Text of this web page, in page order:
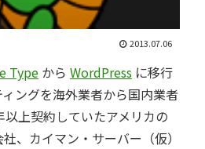
2013.07.06
Type から WordPress に移行
ングを海外業者から国内業者
上契約していたアメリカの
、カイマン・サーバー（仮）